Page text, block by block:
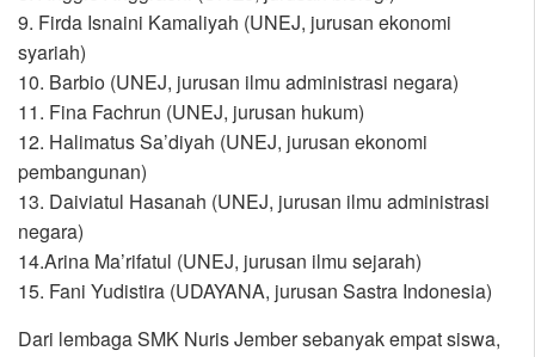
9. Firda Isnaini Kamaliyah (UNEJ, jurusan ekonomi
syariah)
10. Barbio (UNEJ, jurusan ilmu administrasi negara)
11. Fina Fachrun (UNEJ, jurusan hukum)
12. Halimatus Sa’diyah (UNEJ, jurusan ekonomi
pembangunan)
13. Daiviatul Hasanah (UNEJ, jurusan ilmu administrasi
negara)
14.Arina Ma’rifatul (UNEJ, jurusan ilmu sejarah)
15. Fani Yudistira (UDAYANA, jurusan Sastra Indonesia)
Dari lembagaSMK Nuris Jember sebanyak empat siswa,